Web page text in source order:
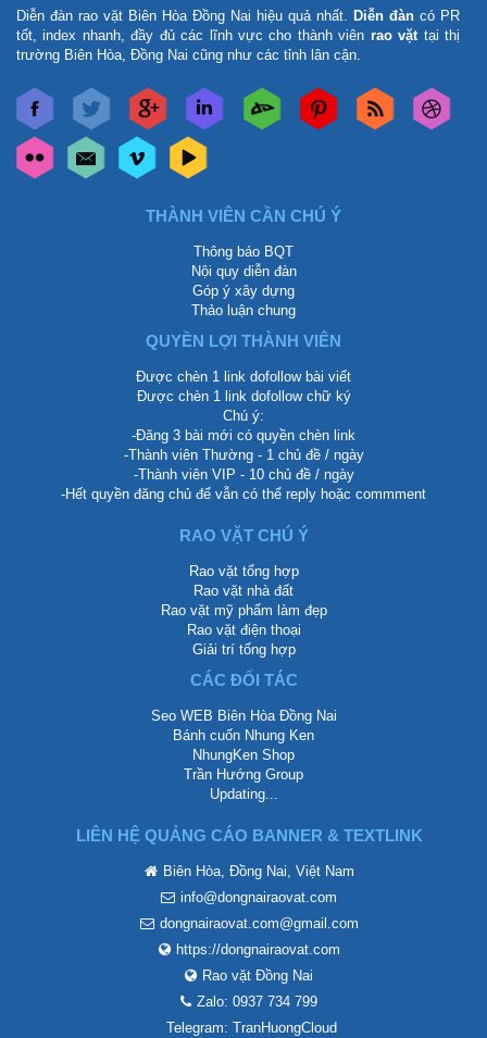
Diễn đàn rao vặt Biên Hòa Đồng Nai hiệu quả nhất. Diễn đàn có PR
tốt, index nhanh, đầy đủ các lĩnh vực cho thành viên rao vặt tại thị
trường Biên Hòa, Đồng Nai cũng như các tỉnh lân cận.
THÀNH VIÊN CẦN CHÚ Ý
Thông báo BQT
Nội quy diễn đàn
Góp ý xây dựng
Thảo luận chung
QUYỀN LỢI THÀNH VIÊN
Được chèn 1 link dofollow bài viết
Được chèn 1 link dofollow chữ ký
Chú ý:
-Đăng 3 bài mới có quyền chèn link
-Thành viên Thường - 1 chủ đề / ngày
-Thành viên VIP - 10 chủ đề / ngày
-Hết quyền đăng chủ để vẫn có thể reply hoặc commment
RAO VẶT CHÚ Ý
Rao vặt tổng hợp
Rao vặt nhà đất
Rao vặt mỹ phẩm làm đẹp
Rao vặt điện thoại
Giải trí tổng hợp
CÁC ĐỐI TÁC
Seo WEB Biên Hòa Đồng Nai
Bánh cuốn Nhung Ken
NhungKen Shop
Trần Hướng Group
Updating...
LIÊN HỆ QUẢNG CÁO BANNER & TEXTLINK
Biên Hòa, Đồng Nai, Việt Nam
info@dongnairaovat.com
dongnairaovat.com@gmail.com
https://dongnairaovat.com
Rao vặt Đồng Nai
Zalo: 0937 734 799
Telegram: TranHuongCloud